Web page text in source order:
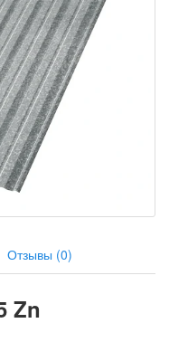
Отзывы (0)
Zn